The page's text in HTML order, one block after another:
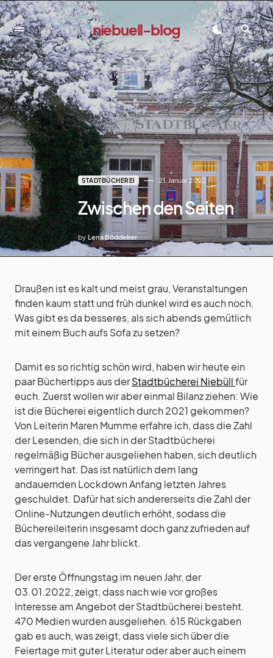
niebuell-blog
dadadada
STADTBÜCHEREI 21. Januar 2022
Zwischen den Seiten
by Lena Böddeker
Draußen ist es kalt und meist grau, Veranstaltungen
finden kaum statt und früh dunkel wird es auch noch.
Was gibt es da besseres, als sich abends gemütlich
mit einem Buch aufs Sofa zu setzen?
Damit es so richtig schön wird, haben wir heute ein
paar Büchertipps aus derStadtbücherei Niebüllfür
euch. Zuerst wollen wir aber einmal Bilanz ziehen: Wie
ist die Bücherei eigentlich durch 2021 gekommen?
Von Leiterin Maren Mumme erfahre ich, dass die Zahl
der Lesenden, die sich in der Stadtbücherei
regelmäßig Bücher ausgeliehen haben, sich deutlich
verringert hat. Das ist natürlich dem lang
andauernden Lockdown Anfang letzten Jahres
geschuldet. Dafür hat sich andererseits die Zahl der
Online-Nutzungen deutlich erhöht, sodass die
Büchereileiterin insgesamt doch ganz zufrieden auf
das vergangene Jahr blickt.
Der erste Öffnungstag im neuen Jahr, der
03.01.2022, zeigt, dass nach wie vor großes
Interesse am Angebot der Stadtbücherei besteht.
470 Medien wurden ausgeliehen. 615 Rückgaben
gab es auch, was zeigt, dass viele sich über die
Feiertage mit guter Literatur oder aber auch einem